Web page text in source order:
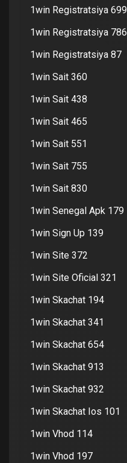
1win Registratsiya 699
1win Registratsiya 786
1win Registratsiya 87
1win Sait 360
1win Sait 438
1win Sait 465
1win Sait 551
1win Sait 755
1win Sait 830
1win Senegal Apk 179
1win Sign Up 139
1win Site 372
1win Site Oficial 321
1win Skachat 194
1win Skachat 341
1win Skachat 654
1win Skachat 913
1win Skachat 932
1win Skachat Ios 101
1win Vhod 114
1win Vhod 197